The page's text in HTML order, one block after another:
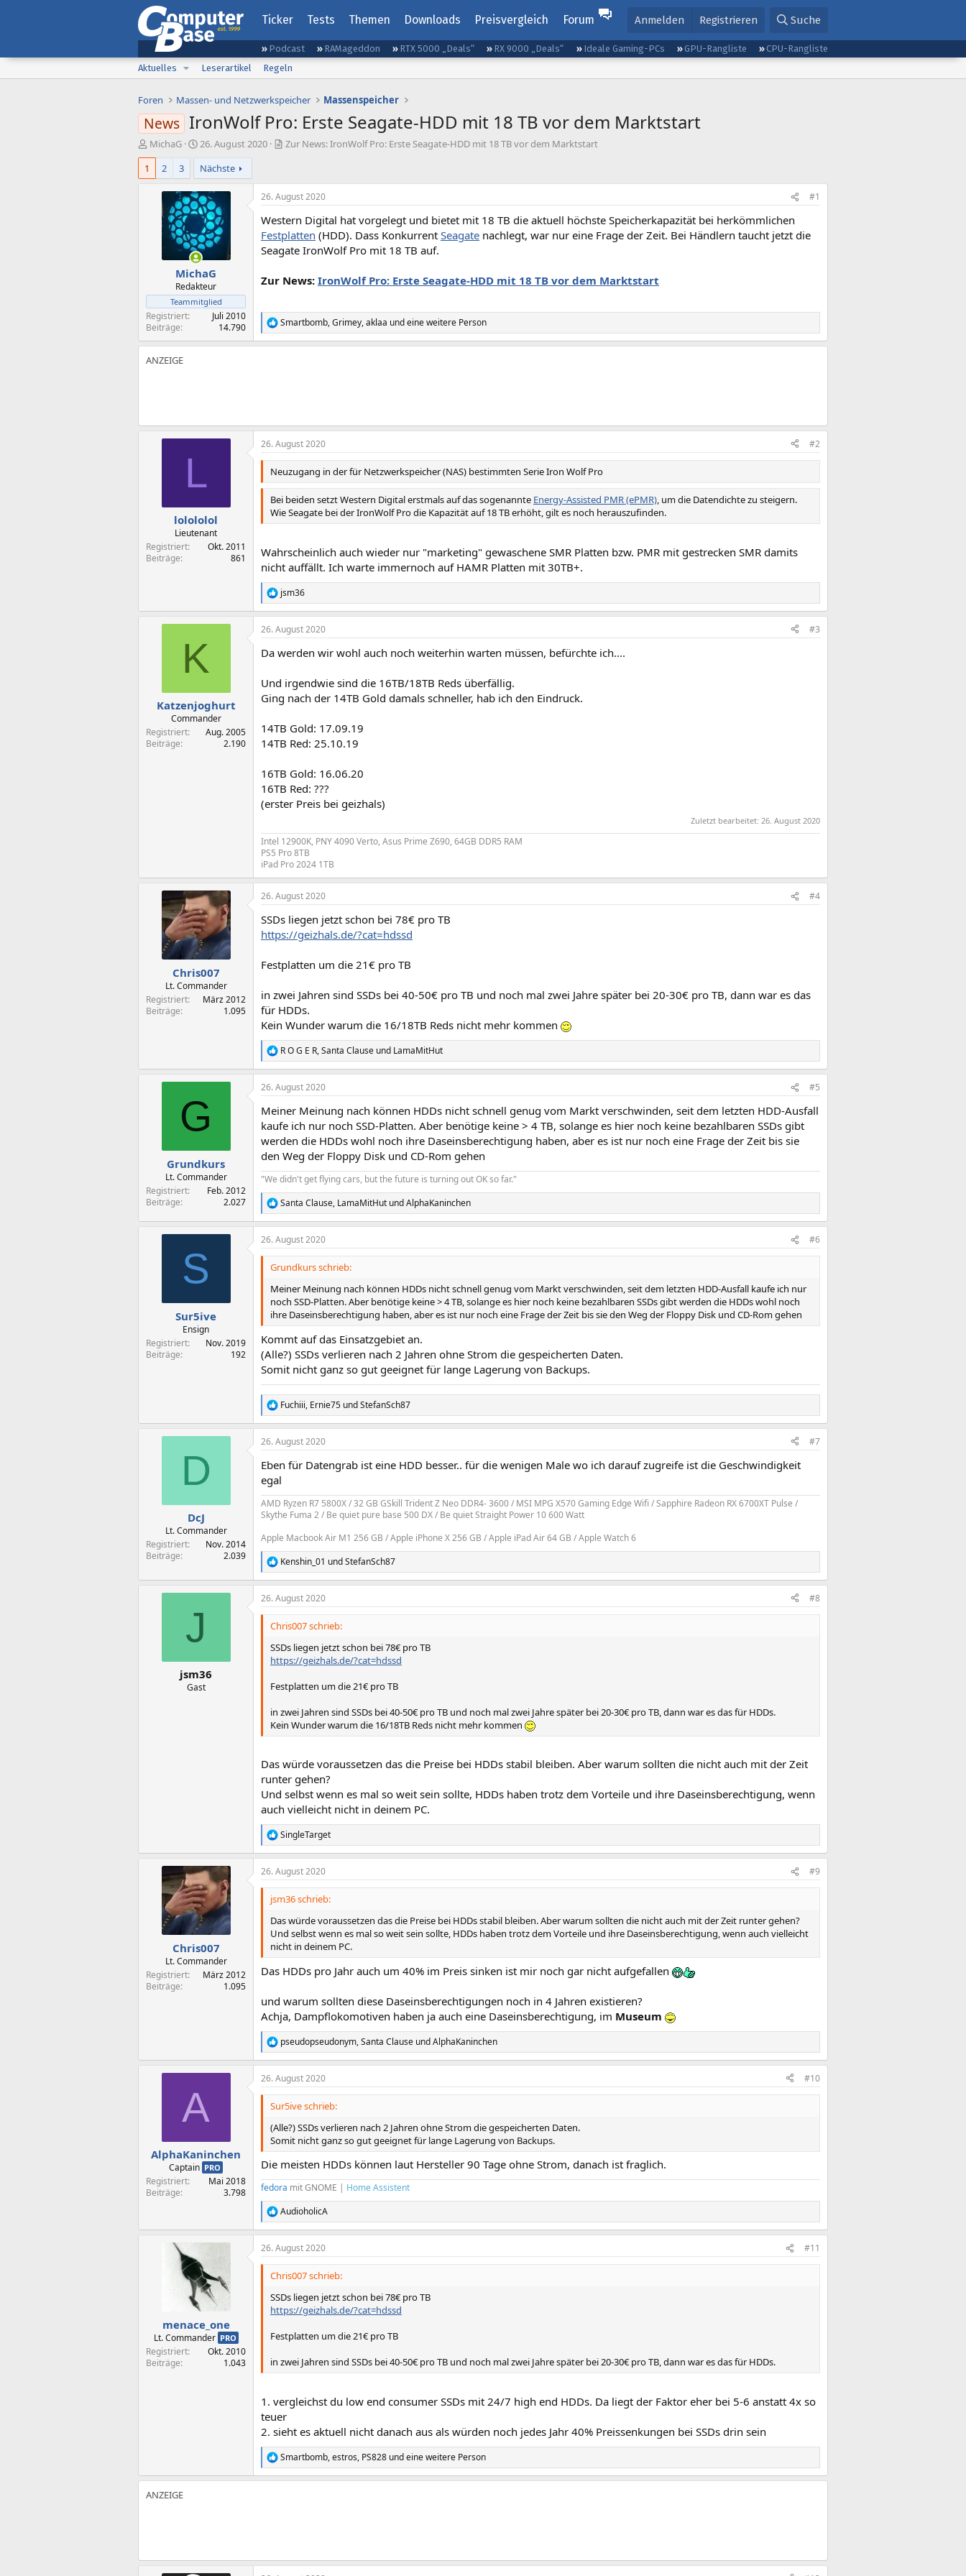
Ticker Tests Themen Downloads Preisvergleich Forum Anmelden Registrieren Suche
Podcast RAMageddon RTX 5000 „Deals“ RX 9000 „Deals“ Ideale Gaming-PCs GPU-Rangliste
CPU-Rangliste
Aktuelles
Leserartikel Regeln
Foren Massen- und Netzwerkspeicher Massenspeicher
News IronWolf Pro: Erste Seagate-HDD mit 18 TB vor dem Marktstart
E
r
t
MichaG
E
r
s
t
e
l
l
t
a
m
26. August 2020
Zur News: IronWolf Pro: Erste Seagate-HDD mit 18 TB vor dem Marktstart
1
2 3 Nächste
MichaG
Redakteur
Teammitglied
Registriert
Juli 2010
Beiträge
14.790
26. August 2020 #1
Western Digital hat vorgelegt und bietet mit 18 TB die aktuell höchste Speicherkapazität bei herkömmlichen
Festplatten (HDD). Dass Konkurrent Seagate nachlegt, war nur eine Frage der Zeit. Bei Händlern taucht jetzt die
Seagate IronWolf Pro mit 18 TB auf.
Zur News: IronWolf Pro: Erste Seagate-HDD mit 18 TB vor dem Marktstart
R
e
a
n
:
Smartbomb,Grimey,aklaa und eine weitere Person
L
lolololol
Lieutenant
Registriert
Okt. 2011
Beiträge
861
26. August 2020 #2
Neuzugang in der für Netzwerkspeicher (NAS) bestimmten Serie Iron Wolf Pro
Bei beiden setzt Western Digital erstmals auf das sogenannte Energy-Assisted PMR (ePMR), um die Datendichte zu steigern.
Wie Seagate bei der IronWolf Pro die Kapazität auf 18 TB erhöht, gilt es noch herauszufinden.
Wahrscheinlich auch wieder nur "marketing" gewaschene SMR Platten bzw. PMR mit gestrecken SMR damits
nicht auffällt. Ich warte immernoch auf HAMR Platten mit 30TB+.
R
e
a
k
i
n
e
n
jsm36
K
Katzenjoghurt
Commander
Registriert
Aug. 2005
Beiträge
2.190
26. August 2020 #3
Da werden wir wohl auch noch weiterhin warten müssen, befürchte ich....
Und irgendwie sind die 16TB/18TB Reds überfällig.
Ging nach der 14TB Gold damals schneller, hab ich den Eindruck.
14TB Gold: 17.09.19
14TB Red: 25.10.19
16TB Gold: 16.06.20
16TB Red: ???
(erster Preis bei geizhals)
Zuletzt bearbeitet: 26. August 2020
Intel 12900K, PNY 4090 Verto, Asus Prime Z690, 64GB DDR5 RAM
PS5 Pro 8TB
iPad Pro 2024 1TB
Chris007
Lt. Commander
Registriert
März 2012
Beiträge
1.095
26. August 2020 #4
SSDs liegen jetzt schon bei 78€ pro TB
https://geizhals.de/?cat=hdssd
Festplatten um die 21€ pro TB
in zwei Jahren sind SSDs bei 40-50€ pro TB und noch mal zwei Jahre später bei 20-30€ pro TB, dann war es das
für HDDs.
Kein Wunder warum die 16/18TB Reds nicht mehr kommen
R
e
a
k
i
o
e
n
:
R O G E R,Santa Clause und LamaMitHut
G
Grundkurs
Lt. Commander
Registriert
Feb. 2012
Beiträge
2.027
26. August 2020 #5
Meiner Meinung nach können HDDs nicht schnell genug vom Markt verschwinden, seit dem letzten HDD-Ausfall
kaufe ich nur noch SSD-Platten. Aber benötige keine > 4 TB, solange es hier noch keine bezahlbaren SSDs gibt
werden die HDDs wohl noch ihre Daseinsberechtigung haben, aber es ist nur noch eine Frage der Zeit bis sie
den Weg der Floppy Disk und CD-Rom gehen
"We didn't get flying cars, but the future is turning out OK so far."
R
e
a
k
t
Santa Clause, LamaMitHut undAlphaKaninchen
S
Sur5ive
Ensign
Registriert
Nov. 2019
Beiträge
192
26. August 2020 #6
Grundkurs schrieb:
Meiner Meinung nach können HDDs nicht schnell genug vom Markt verschwinden, seit dem letzten HDD-Ausfall kaufe ich nur
noch SSD-Platten. Aber benötige keine > 4 TB, solange es hier noch keine bezahlbaren SSDs gibt werden die HDDs wohl noch
ihre Daseinsberechtigung haben, aber es ist nur noch eine Frage der Zeit bis sie den Weg der Floppy Disk und CD-Rom gehen
Kommt auf das Einsatzgebiet an.
(Alle?) SSDs verlieren nach 2 Jahren ohne Strom die gespeicherten Daten.
Somit nicht ganz so gut geeignet für lange Lagerung von Backups.
R
e
a
k
i
o
n
e
n
Fuchiii, Ernie75 undStefanSch87
D
DcJ
Lt. Commander
Registriert
Nov. 2014
Beiträge
2.039
26. August 2020 #7
Eben für Datengrab ist eine HDD besser.. für die wenigen Male wo ich darauf zugreife ist die Geschwindigkeit
egal
AMD Ryzen R7 5800X / 32 GB GSkill Trident Z Neo DDR4- 3600 / MSI MPG X570 Gaming Edge Wifi / Sapphire Radeon RX 6700XT Pulse /
Skythe Fuma 2 / Be quiet pure base 500 DX / Be quiet Straight Power 10 600 Watt
Apple Macbook Air M1 256 GB / Apple iPhone X 256 GB / Apple iPad Air 64 GB / Apple Watch 6
R
e
a
k
t
n
n
Kenshin_01 undStefanSch87
J
jsm36
Gast
26. August 2020 #8
Chris007 schrieb:
SSDs liegen jetzt schon bei 78€ pro TB
https://geizhals.de/?cat=hdssd
Festplatten um die 21€ pro TB
in zwei Jahren sind SSDs bei 40-50€ pro TB und noch mal zwei Jahre später bei 20-30€ pro TB, dann war es das für HDDs.
Kein Wunder warum die 16/18TB Reds nicht mehr kommen
Das würde voraussetzen das die Preise bei HDDs stabil bleiben. Aber warum sollten die nicht auch mit der Zeit
runter gehen?
Und selbst wenn es mal so weit sein sollte, HDDs haben trotz dem Vorteile und ihre Daseinsberechtigung, wenn
auch vielleicht nicht in deinem PC.
R
e
a
k
t
o
SingleTarget
Chris007
Lt. Commander
Registriert
März 2012
Beiträge
1.095
26. August 2020 #9
jsm36 schrieb:
Das würde voraussetzen das die Preise bei HDDs stabil bleiben. Aber warum sollten die nicht auch mit der Zeit runter gehen?
Und selbst wenn es mal so weit sein sollte, HDDs haben trotz dem Vorteile und ihre Daseinsberechtigung, wenn auch vielleicht
nicht in deinem PC.
Das HDDs pro Jahr auch um 40% im Preis sinken ist mir noch gar nicht aufgefallen
und warum sollten diese Daseinsberechtigungen noch in 4 Jahren existieren?
Achja, Dampflokomotiven haben ja auch eine Daseinsberechtigung, im Museum
R
e
a
k
t
n
e
n
:
pseudopseudonym,Santa Clause undAlphaKaninchen
A
AlphaKaninchen
Captain PRO
Registriert
Mai 2018
Beiträge
3.798
26. August 2020 #10
Sur5ive schrieb:
(Alle?) SSDs verlieren nach 2 Jahren ohne Strom die gespeicherten Daten.
Somit nicht ganz so gut geeignet für lange Lagerung von Backups.
Die meisten HDDs können laut Hersteller 90 Tage ohne Strom, danach ist fraglich.
fedora mitGNOME | Home Assistent
R
e
a
k
t
n
AudioholicA
menace_one
Lt. Commander PRO
Registriert
Okt. 2010
Beiträge
1.043
26. August 2020 #11
Chris007 schrieb:
SSDs liegen jetzt schon bei 78€ pro TB
https://geizhals.de/?cat=hdssd
Festplatten um die 21€ pro TB
in zwei Jahren sind SSDs bei 40-50€ pro TB und noch mal zwei Jahre später bei 20-30€ pro TB, dann war es das für HDDs.
1. vergleichst du low end consumer SSDs mit 24/7 high end HDDs. Da liegt der Faktor eher bei 5-6 anstatt 4x so
teuer
2. sieht es aktuell nicht danach aus als würden noch jedes Jahr 40% Preissenkungen bei SSDs drin sein
R
e
a
n
Smartbomb,estros, PS828 und eine weitere Person